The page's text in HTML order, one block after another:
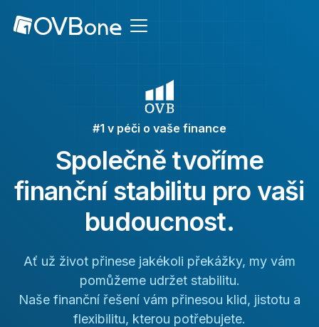
#1 v péči o vaše finance
Společně tvoříme
finanční stabilitu pro vaši
budoucnost.
Ať už život přinese jakékoli překážky, my vám
pomůžeme udržet stabilitu.
Naše finanční řešení vám přinesou klid, jistotu a
flexibilitu, kterou potřebujete.